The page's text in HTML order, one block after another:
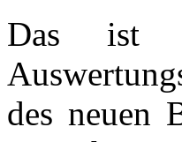
Das ist
des neuen